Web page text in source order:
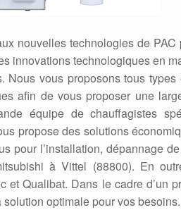
nouvelles technologies de
innovations technologiques en
vous proposons tous
afin de vous proposer une
équipe de chauffagistes
propose des solutions
pour l’installation, dépannage
à Vittel (88800). En
et Qualibat. Dans le cadre d’un
optimale pour vos besoins.